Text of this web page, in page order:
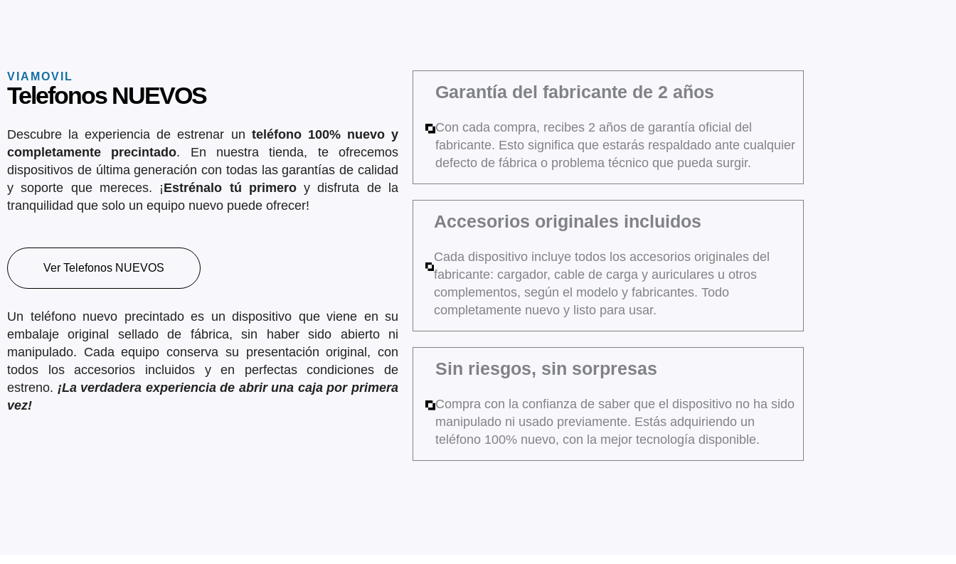
VIAMOVIL
Telefonos NUEVOS
Descubre la experiencia de estrenar un teléfono 100% nuevo y
completamente precintado. En nuestra tienda, te ofrecemos
dispositivos de última generación con todas las garantías de calidad
y soporte que mereces. ¡Estrénalo tú primeroy disfruta de la
tranquilidad que solo un equipo nuevo puede ofrecer!
Ver Telefonos NUEVOS
Un teléfono nuevo precintado es un dispositivo que viene en su
embalaje original sellado de fábrica, sin haber sido abierto ni
manipulado. Cada equipo conserva su presentación original, con
todos los accesorios incluidos y en perfectas condiciones de
estreno. ¡La verdadera experiencia de abrir una caja por primera
vez!
Garantía del fabricante de 2 años
Con cada compra, recibes 2 años de garantía oficial del
fabricante. Esto significa que estarás respaldado ante cualquier
defecto de fábrica o problema técnico que pueda surgir.
Accesorios originales incluidos
Cada dispositivo incluye todos los accesorios originales del
fabricante: cargador, cable de carga y auriculares u otros
complementos, según el modelo y fabricantes. Todo
completamente nuevo y listo para usar.
Sin riesgos, sin sorpresas
Compra con la confianza de saber que el dispositivo no ha sido
manipulado ni usado previamente. Estás adquiriendo un
teléfono 100% nuevo, con la mejor tecnología disponible.